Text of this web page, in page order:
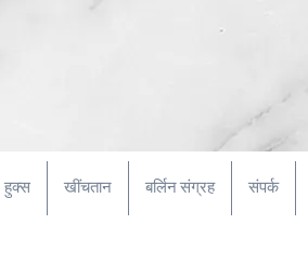
हुक्स खींचतान बर्लिन संग्रह संपर्क